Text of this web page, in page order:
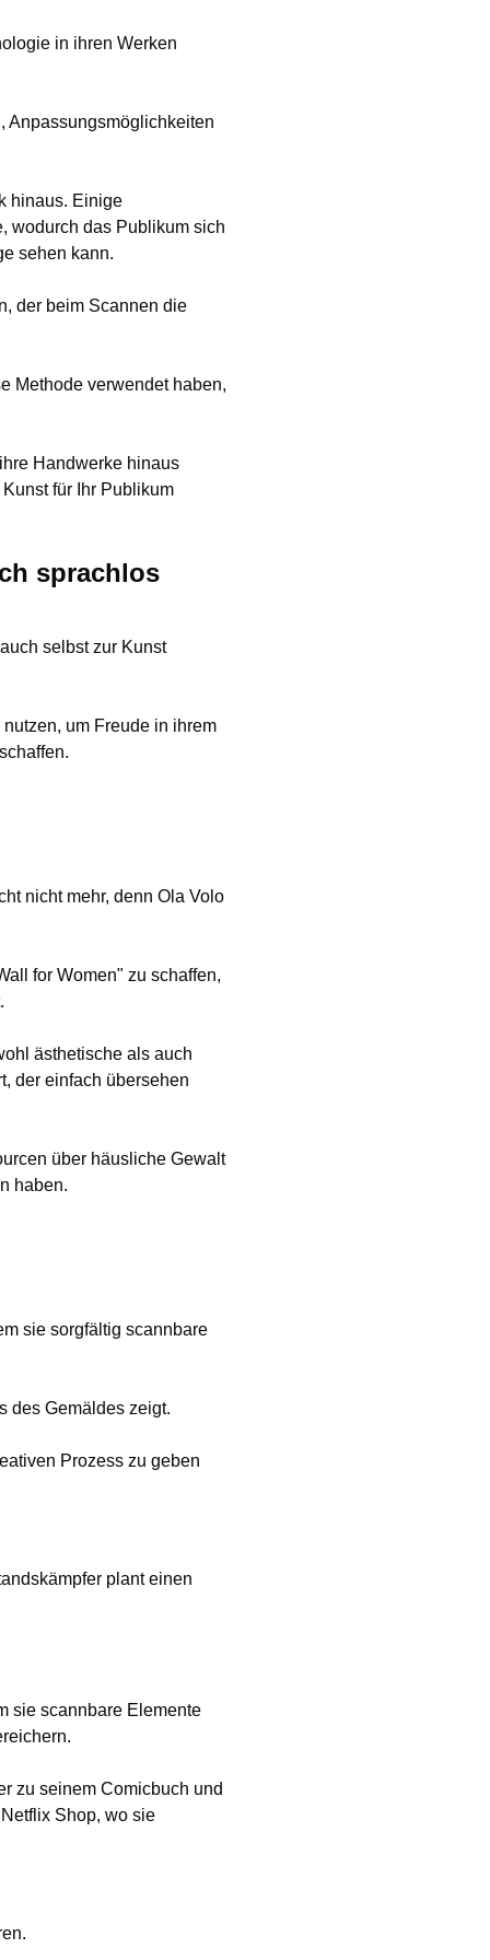
in ihren Werken
Anpassungsmöglichkeiten
hinaus. Einige
wodurch das Publikum sich
sehen kann.
der beim Scannen die
Methode verwendet haben,
Handwerke hinaus
für Ihr Publikum
sprachlos
selbst zur Kunst
um Freude in ihrem
nicht mehr, denn Ola Volo
for Women" zu schaffen,
ästhetische als auch
der einfach übersehen
über häusliche Gewalt
haben.
sie sorgfältig scannbare
des Gemäldes zeigt.
Prozess zu geben
plant einen
sie scannbare Elemente
zu seinem Comicbuch und
Shop, wo sie